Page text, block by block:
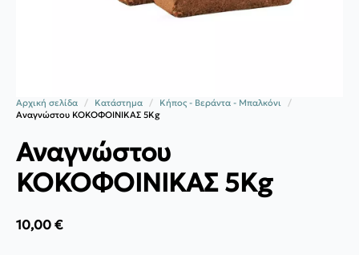
Αρχική σελίδα Κατάστημα
Κήπος - Βεράντα - Μπαλκόνι
Αναγνώστου ΚΟΚΟΦΟΙΝΙΚΑΣ 5Kg
Αναγνώστου
ΚΟΚΟΦΟΙΝΙΚΑΣ 5Kg
10,00 €